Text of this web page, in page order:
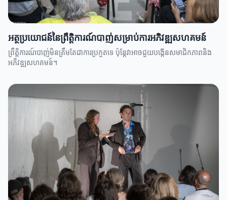
អត្ថប្រយោជន៍នៃព្រឹតិ្តការណ៍បាញ់សម្រាប់ការអភិវឌ្ឍសហគមន៍
ព្រឹតិ្តការណ៍បាញ់មិនត្រឹមតែជាការប្រកួតទេ ប៉ុន្តែវាអាចជួយបង្កើនសមាជិកភាពនិង
អភិវឌ្ឍសហគមន៍។